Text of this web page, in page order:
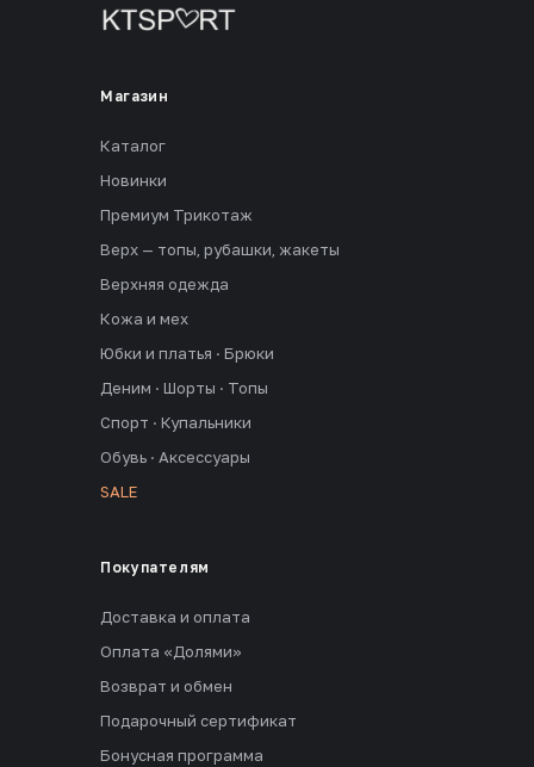
Магазин
Каталог
Новинки
Премиум Трикотаж
Верх — топы, рубашки, жакеты
Верхняя одежда
Кожа и мех
Юбки и платья · Брюки
Деним · Шорты · Топы
Спорт · Купальники
Обувь · Аксессуары
SALE
Покупателям
Доставка и оплата
Оплата «Долями»
Возврат и обмен
Подарочный сертификат
Бонусная программа